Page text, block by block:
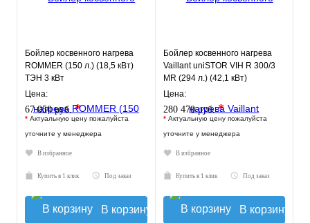
Бойлер косвенного нагрева
ROMMER (150 л.) (18,5 кВт)
ТЭН 3 кВт
Цена:
67 050 руб.*
* Актуальную цену пожалуйста
уточните у менеджера
В избранное
Купить в 1 клик Под заказ
В корзину
Бойлер косвенного нагрева
Vaillant uniSTOR VIH R 300/3
MR (294 л.) (42,1 кВт)
напольный
Цена:
280 470 руб.*
* Актуальную цену пожалуйста
уточните у менеджера
В избранное
Купить в 1 клик Под заказ
В корзину